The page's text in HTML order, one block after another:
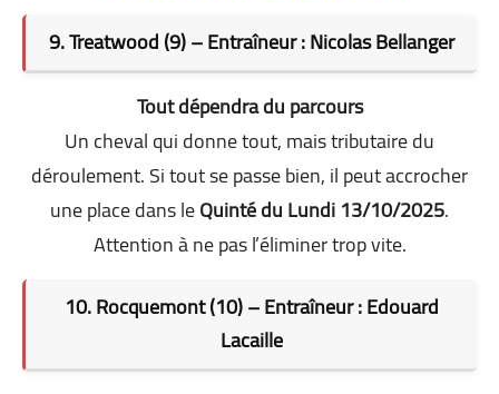
9. Treatwood (9) – Entraîneur : Nicolas Bellanger
Tout dépendra du parcours
Un cheval qui donne tout, mais tributaire du
déroulement. Si tout se passe bien, il peut accrocher
une place dans leQuinté du Lundi 13/10/2025.
Attention à ne pas l’éliminer trop vite.
10. Rocquemont (10) – Entraîneur : Edouard
Lacaille